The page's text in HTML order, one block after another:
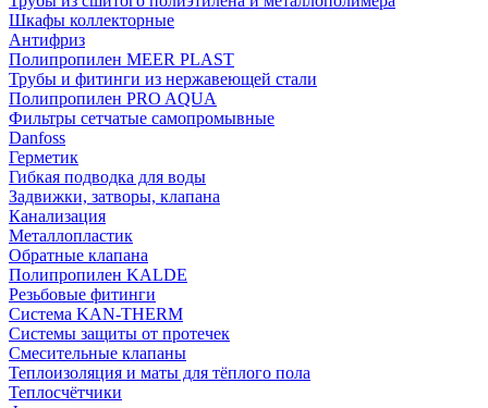
Шкафы коллекторные
Антифриз
Полипропилен MEER PLAST
Трубы и фитинги из нержавеющей стали
Полипропилен PRO AQUA
Фильтры сетчатые самопромывные
Danfoss
Герметик
Гибкая подводка для воды
Задвижки, затворы, клапана
Канализация
Металлопластик
Обратные клапана
Полипропилен KALDE
Резьбовые фитинги
Система KAN-THERM
Системы защиты от протечек
Смесительные клапаны
Теплоизоляция и маты для тёплого пола
Теплосчётчики